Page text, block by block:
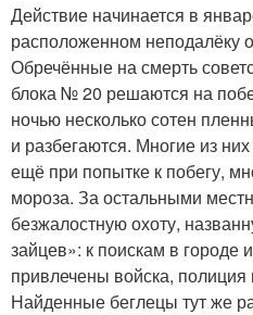
Действие начинается в
расположенном неподалёку
Обречённые на смерть
блока № 20 решаются на
ночью несколько сотен
и разбегаются. Многие из
ещё при попытке к побегу,
мороза. За остальными
безжалостную охоту,
зайцев»: к поискам в городе
привлечены войска,
Найденные беглецы тут же